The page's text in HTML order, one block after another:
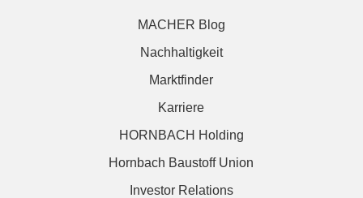
MACHER Blog
Nachhaltigkeit
Marktfinder
Karriere
HORNBACH Holding
Hornbach Baustoff Union
Investor Relations